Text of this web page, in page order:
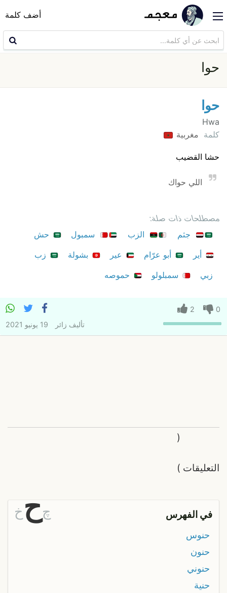
أضف كلمة
حوا
حوا
Hwa
كلمة مغربية
حشا القضيب
اللي حواك
مصطلحات ذات صلة:
جثم
الزب سمبول
حش
أير
أبو عرّام عير بشولة
زب
زبي
سمبلولو حموصه
0
2
تأليف زائر 19 يونيو 2021
التعليقات
(
)
في الفهرس چح خ
حنوس
حنون
حنوني
حنية